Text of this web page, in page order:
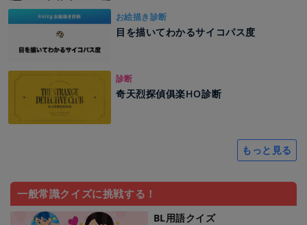
お絵描き診断
目を描いてわかるサイコパス度
診断
奇天烈探偵俱楽HO診断
もっと見る
一般常識クイズに挑戦する！
BL用語クイズ